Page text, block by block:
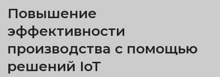
Повышение
эффективности
производства с помощью
решений IoT